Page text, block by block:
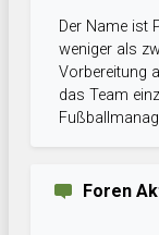
Der Name ist
weniger als
Vorbereitung
das Team
Foren